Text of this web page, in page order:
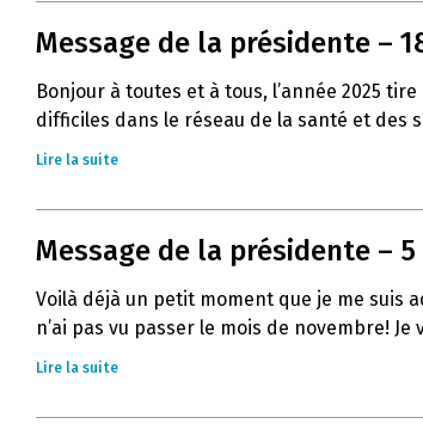
Message de la présidente –
Bonjour à toutes et à tous, l’année 2025
difficiles dans le réseau de la santé et des
Lire la suite
Message de la présidente –
Voilà déjà un petit moment que je me suis
n’ai pas vu passer le mois de novembre! Je
Lire la suite